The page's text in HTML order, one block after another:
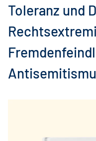
Toleranz und